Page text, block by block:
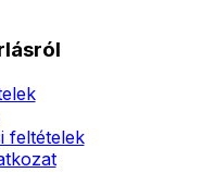
feltételek